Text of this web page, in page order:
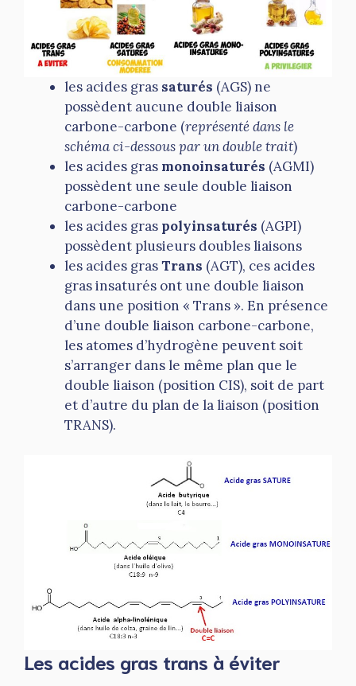
les acides gras saturés (AGS) ne
possèdent aucune double liaison
carbone-carbone (représenté dans le
schéma ci-dessous par un double trait)
les acides gras monoinsaturés (AGMI)
possèdent une seule double liaison
carbone-carbone
les acides gras polyinsaturés (AGPI)
possèdent plusieurs doubles liaisons
les acides grasTrans (AGT), ces acides
gras insaturés ont une double liaison
dans une position « Trans ». En présence
d’une double liaison carbone-carbone,
les atomes d’hydrogène peuvent soit
s’arranger dans le même plan que le
double liaison (position CIS), soit de part
et d’autre du plan de la liaison (position
TRANS).
Les acides gras trans à éviter